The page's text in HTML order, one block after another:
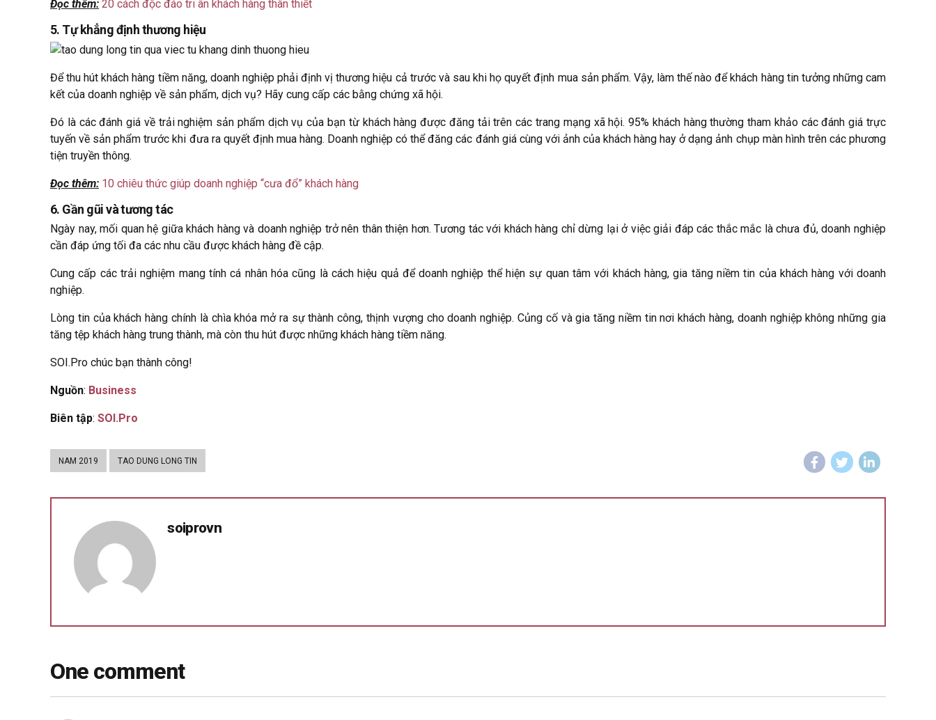
Đọc thêm: 20 cách độc đáo tri ân khách hàng thân thiết
5. Tự khẳng định thương hiệu
Để thu hút khách hàng tiềm năng, doanh nghiệp phải định vị thương hiệu cả trước và sau khi họ quyết định mua sản phẩm. Vậy, làm thế nào để khách hàng tin tưởng những cam
kết của doanh nghiệp về sản phẩm, dịch vụ? Hãy cung cấp các bằng chứng xã hội.
Đó là các đánh giá về trải nghiệm sản phẩm dịch vụ của bạn từ khách hàng được đăng tải trên các trang mạng xã hội. 95% khách hàng thường tham khảo các đánh giá trực
tuyến về sản phẩm trước khi đưa ra quyết định mua hàng. Doanh nghiệp có thể đăng các đánh giá cùng với ảnh của khách hàng hay ở dạng ảnh chụp màn hình trên các phương
tiện truyền thông.
Đọc thêm: 10 chiêu thức giúp doanh nghiệp “cưa đổ” khách hàng
6. Gần gũi và tương tác
Ngày nay, mối quan hệ giữa khách hàng và doanh nghiệp trở nên thân thiện hơn. Tương tác với khách hàng chỉ dừng lại ở việc giải đáp các thắc mắc là chưa đủ, doanh nghiệp
cần đáp ứng tối đa các nhu cầu được khách hàng đề cập.
Cung cấp các trải nghiệm mang tính cá nhân hóa cũng là cách hiệu quả để doanh nghiệp thể hiện sự quan tâm với khách hàng, gia tăng niềm tin của khách hàng với doanh
nghiệp.
Lòng tin của khách hàng chính là chìa khóa mở ra sự thành công, thịnh vượng cho doanh nghiệp. Củng cố và gia tăng niềm tin nơi khách hàng, doanh nghiệp không những gia
tăng tệp khách hàng trung thành, mà còn thu hút được những khách hàng tiềm năng.
SOI.Pro chúc bạn thành công!
Nguồn: Business
Biên tập: SOI.Pro
NAM 2019 TAO DUNG LONG TIN
soiprovn
One comment